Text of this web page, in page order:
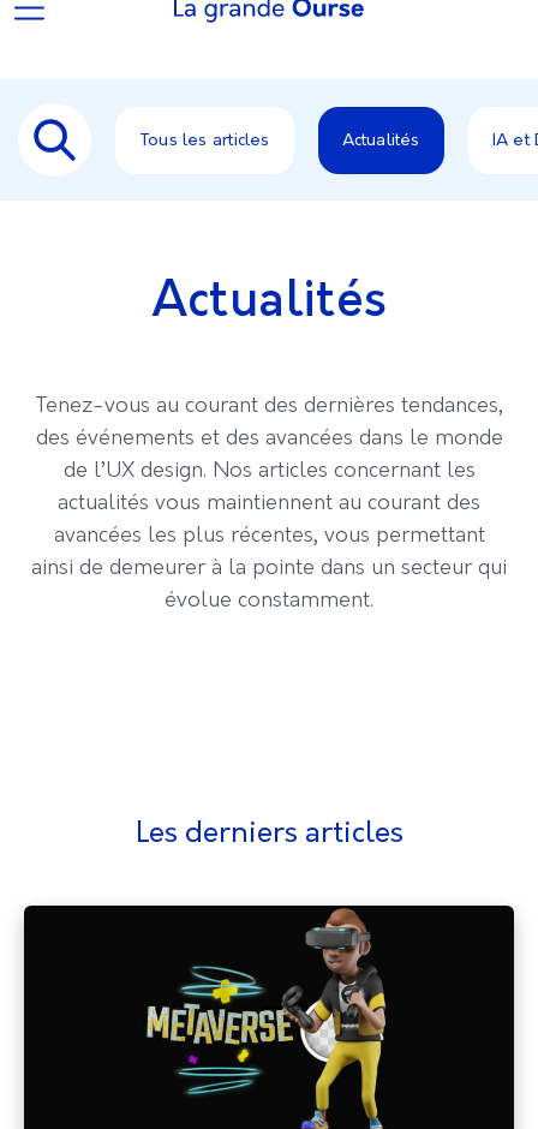
Tous les articles Actualités IA et
Actualités
Tenez-vous au courant des dernières tendances,
des événements et des avancées dans le monde
de l’UX design. Nos articles concernant les
actualités vous maintiennent au courant des
avancées les plus récentes, vous permettant
ainsi de demeurer à la pointe dans un secteur qui
évolue constamment.
Les derniers articles